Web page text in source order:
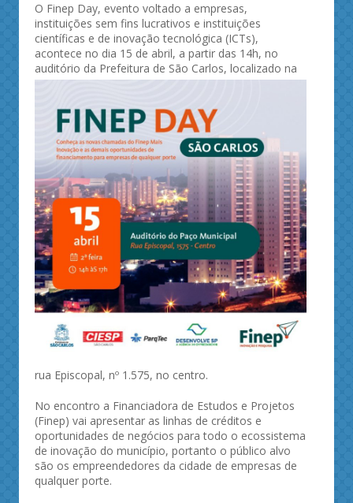
O Finep Day, evento voltado a empresas,
instituições sem fins lucrativos e instituições
científicas e de inovação tecnológica (ICTs),
acontece no dia 15 de abril, a partir das 14h, no
auditório da Prefeitura de São Carlos, localizado na
rua Episcopal, nº 1.575, no centro.
No encontro a Financiadora de Estudos e Projetos
(Finep) vai apresentar as linhas de créditos e
oportunidades de negócios para todo o ecossistema
de inovação do município, portanto o público alvo
são os empreendedores da cidade de empresas de
qualquer porte.